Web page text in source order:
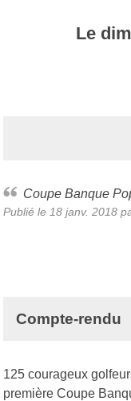
Le
Coupe Banque
Publié le 18 janv. 2018
Compte-rendu
125 courageux
première Coupe